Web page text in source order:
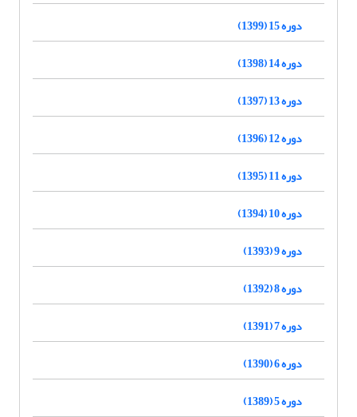
دوره 15 (1399)
دوره 14 (1398)
دوره 13 (1397)
دوره 12 (1396)
دوره 11 (1395)
دوره 10 (1394)
دوره 9 (1393)
دوره 8 (1392)
دوره 7 (1391)
دوره 6 (1390)
دوره 5 (1389)